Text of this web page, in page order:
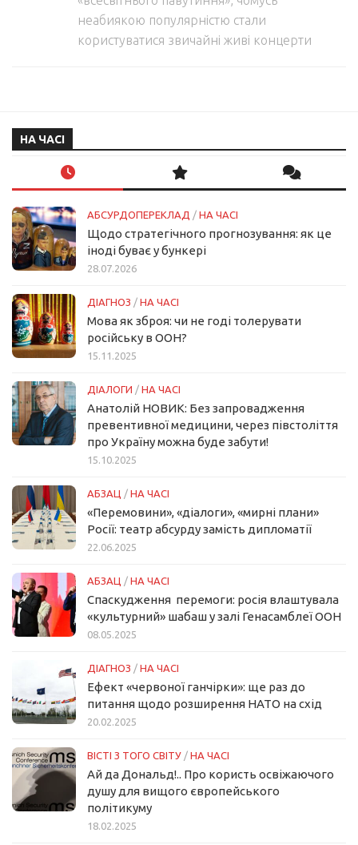
неабиякою популярністю стали
користуватися звичайні живі концерти
НА ЧАСІ
АБСУРДОПЕРЕКЛАД / НА ЧАСІ
Щодо стратегічного прогнозування: як це
іноді буває у бункері
28.07.2026
ДІАГНОЗ / НА ЧАСІ
Мова як зброя: чи не годі толерувати
російську в ООН?
15.11.2025
ДІАЛОГИ / НА ЧАСІ
Анатолій НОВИК: Без запровадження
превентивної медицини, через півстоліття
про Україну можна буде забути!
15.10.2025
АБЗАЦ / НА ЧАСІ
«Перемовини», «діалоги», «мирні плани»
Росії: театр абсурду замість дипломатії
22.06.2025
АБЗАЦ / НА ЧАСІ
Спаскудження перемоги: росія влаштувала
«культурний» шабаш у залі Генасамблеї ООН
08.05.2025
ДІАГНОЗ / НА ЧАСІ
Ефект «червоної ганчірки»: ще раз до
питання щодо розширення НАТО на схід
20.02.2025
ВІСТІ З ТОГО СВІТУ / НА ЧАСІ
Ай да Дональд!.. Про користь освіжаючого
душу для вищого європейського
політикуму
18.02.2025